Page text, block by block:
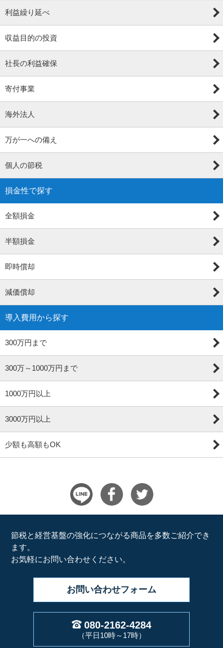
利益繰り延べ
収益目的の投資
社長の利益確保
寄付事業
海外法人
万が一への備え
個人の節税
損金性で探す
全額損金
半額損金
即時償却
減価償却
導入費用から探す
300万円まで
300万～1000万円まで
1000万円以上
3000万円以上
少額も高額もOK
節税と経営基盤の強化につながる商品を多数ご紹介でき
ます。
お気軽にお問い合わせください。
お問い合わせフォーム
080-2162-4284
（平日10時～17時）